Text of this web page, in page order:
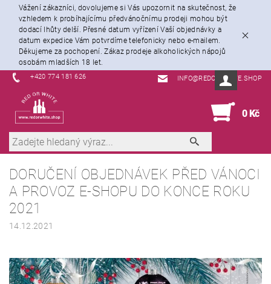
Vážení zákazníci, dovolujeme si Vás upozornit na skutečnost, že
vzhledem k probíhajícímu předvánočnímu prodeji mohou být
dodací lhůty delší. Přesné datum vyřízení Vaší objednávky a
datum expedice Vám potvrdíme telefonicky nebo e-mailem.
Děkujeme za pochopení. Zákaz prodeje alkoholických nápojů
osobám mladších 18 let.
+420 774 181 626 INFO@REDORWHITE.SHOP
0 Kč
DORUČENÍ OBJEDNÁVEK PŘED VÁNOCI
A PROVOZ E-SHOPU DO KONCE ROKU
2021
14.12.2021